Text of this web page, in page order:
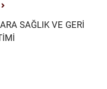
SAĞLIK VE GERİ